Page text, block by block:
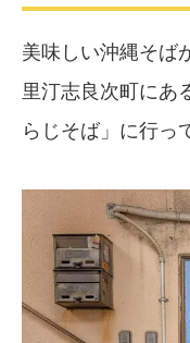
美味しい沖縄そば
里汀志良次町にあ
らじそば」に行っ